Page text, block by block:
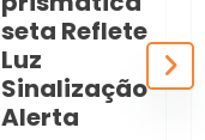
seta Reflete
Luz
Sinalização
Alerta